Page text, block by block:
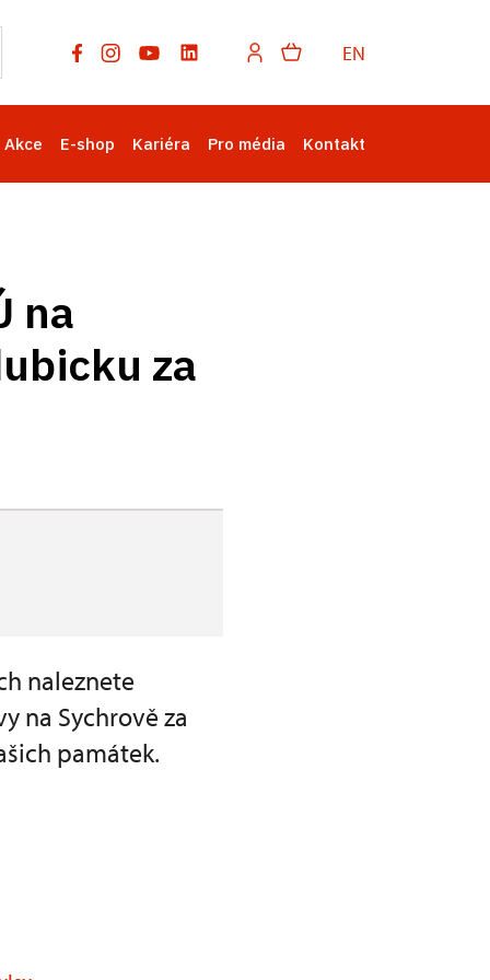
EN
Akce E-shop Kariéra Pro média Kontakt
na
za
naleznete
na Sychrově za
památek.